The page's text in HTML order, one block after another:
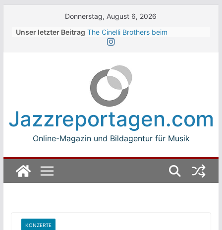
Donnerstag, August 6, 2026
Unser letzter Beitrag The Cinelli Brothers beim
Winterbach Zeltspektakel 2026
Beth Hart
Luca Carboni bei den jazz open
Modena auf der Piazza Roma 2026
The Boss Hoss bei den KSK Music
Open Ludwigsburg 2026
Jazzreportagen.com
Online-Magazin und Bildagentur für Musik
KONZERTE